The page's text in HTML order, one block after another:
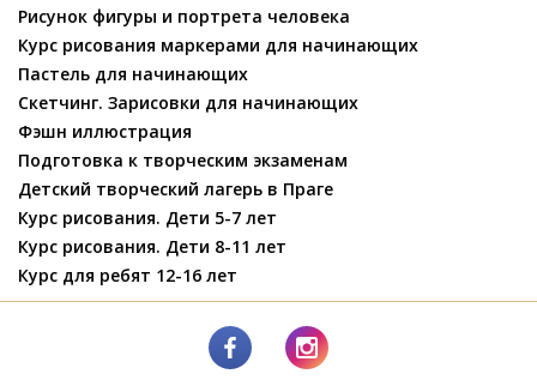
Рисунок фигуры и портрета человека
Курс рисования маркерами для начинающих
Пастель для начинающих
Скетчинг. Зарисовки для начинающих
Фэшн иллюстрация
Подготовка к творческим экзаменам
Детский творческий лагерь в Праге
Курс рисования. Дети 5-7 лет
Курс рисования. Дети 8-11 лет
Курс для ребят 12-16 лет